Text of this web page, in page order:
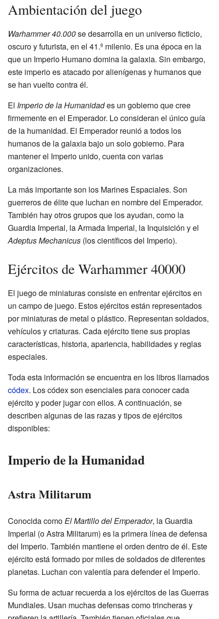
Ambientación del juego
Warhammer 40.000se desarrolla en un universo ficticio,
oscuro y futurista, en el 41.º milenio. Es una época en la
que un Imperio Humano domina la galaxia. Sin embargo,
este imperio es atacado por alienígenas y humanos que
se han vuelto contra él.
El Imperio de la Humanidades un gobierno que cree
firmemente en el Emperador. Lo consideran el único guía
de la humanidad. El Emperador reunió a todos los
humanos de la galaxia bajo un solo gobierno. Para
mantener el Imperio unido, cuenta con varias
organizaciones.
La más importante son los Marines Espaciales. Son
guerreros de élite que luchan en nombre del Emperador.
También hay otros grupos que los ayudan, como la
Guardia Imperial, la Armada Imperial, la Inquisición y el
Adeptus Mechanicus (los científicos del Imperio).
Ejércitos de Warhammer 40000
El juego de miniaturas consiste en enfrentar ejércitos en
un campo de juego. Estos ejércitos están representados
por miniaturas de metal o plástico. Representan soldados,
vehículos y criaturas. Cada ejército tiene sus propias
características, historia, apariencia, habilidades y reglas
especiales.
Toda esta información se encuentra en los libros llamados
códex. Los códex son esenciales para conocer cada
ejército y poder jugar con ellos. A continuación, se
describen algunas de las razas y tipos de ejércitos
disponibles:
Imperio de la Humanidad
Astra Militarum
Conocida comoEl Martillo del Emperador, la Guardia
Imperial (o Astra Militarum) es la primera línea de defensa
del Imperio. También mantiene el orden dentro de él. Este
ejército está formado por miles de soldados de diferentes
planetas. Luchan con valentía para defender el Imperio.
Su forma de actuar recuerda a los ejércitos de las Guerras
Mundiales. Usan muchas defensas como trincheras y